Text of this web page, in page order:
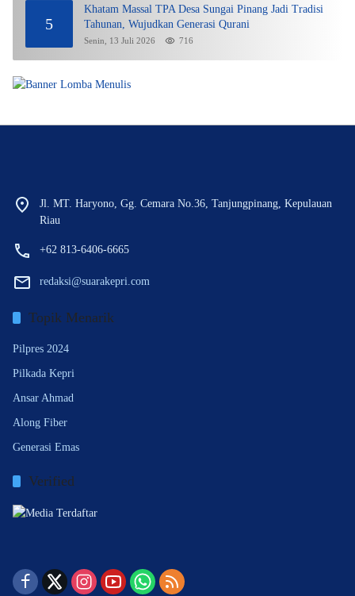
5
Khatam Massal TPA Desa Sungai Pinang Jadi Tradisi
Tahunan, Wujudkan Generasi Qurani
Senin, 13 Juli 2026 716
Jl. MT. Haryono, Gg. Cemara No.36, Tanjungpinang, Kepulauan
Riau
+62 813-6406-6665
redaksi@suarakepri.com
Topik Menarik
Pilpres 2024
Pilkada Kepri
Ansar Ahmad
Along Fiber
Generasi Emas
Verified